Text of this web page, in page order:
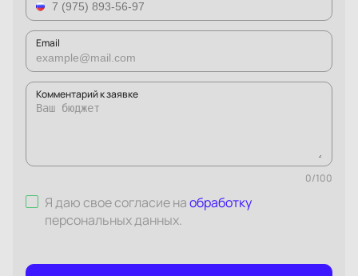
Email
Комментарий к заявке
0/100
Я даю свое согласие наобработку
персональных данных.